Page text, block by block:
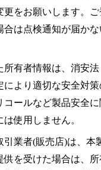
更をお願いします。
合は点検通知が届かな
所有者情報は、消安
により適切な安全対
コールなど製品安全
使用しません。
引業者(販売店)は、本
供を受けた場合は、